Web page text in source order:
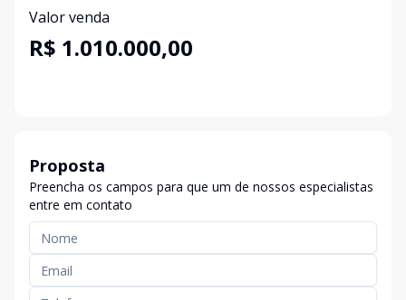
Valor venda
R$ 1.010.000,00
Proposta
Preencha os campos para que um de nossos especialistas
entre em contato